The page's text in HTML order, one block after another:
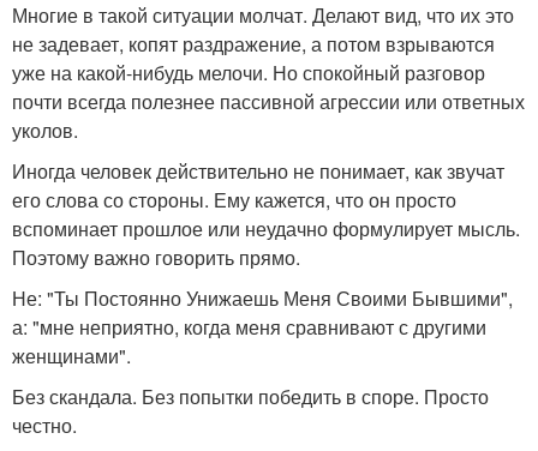
Многие в такой ситуации молчат. Делают вид, что их это
не задевает, копят раздражение, а потом взрываются
уже на какой-нибудь мелочи. Но спокойный разговор
почти всегда полезнее пассивной агрессии или ответных
уколов.
Иногда человек действительно не понимает, как звучат
его слова со стороны. Ему кажется, что он просто
вспоминает прошлое или неудачно формулирует мысль.
Поэтому важно говорить прямо.
Не: "Ты Постоянно Унижаешь Меня Своими Бывшими",
а: "мне неприятно, когда меня сравнивают с другими
женщинами".
Без скандала. Без попытки победить в споре. Просто
честно.